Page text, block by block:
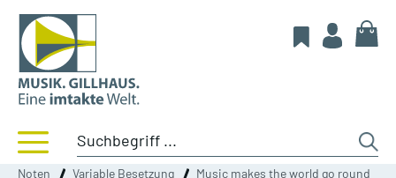
Noten Variable Besetzung
Music makes the world go round